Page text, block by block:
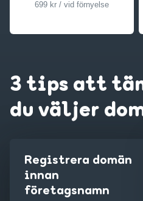
699 kr / vid förnyelse
3 tips att
du väljer
Registrera domän
innan
företagsnamn